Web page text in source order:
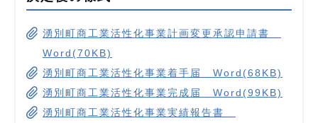
湧別町商工業活性化事業計画変更承認申請書
Word(70KB)
湧別町商工業活性化事業着手届 Word(68KB)
湧別町商工業活性化事業完成届 Word(99KB)
湧別町商工業活性化事業実績報告書